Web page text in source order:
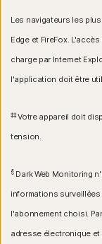
Les navigateurs les
Edge et FireFox.
charge par Internet
l'application doit être
‡‡Votre appareil doit
tension.
§Dark Web Monitoring
informations
l'abonnement choisi.
adresse électronique